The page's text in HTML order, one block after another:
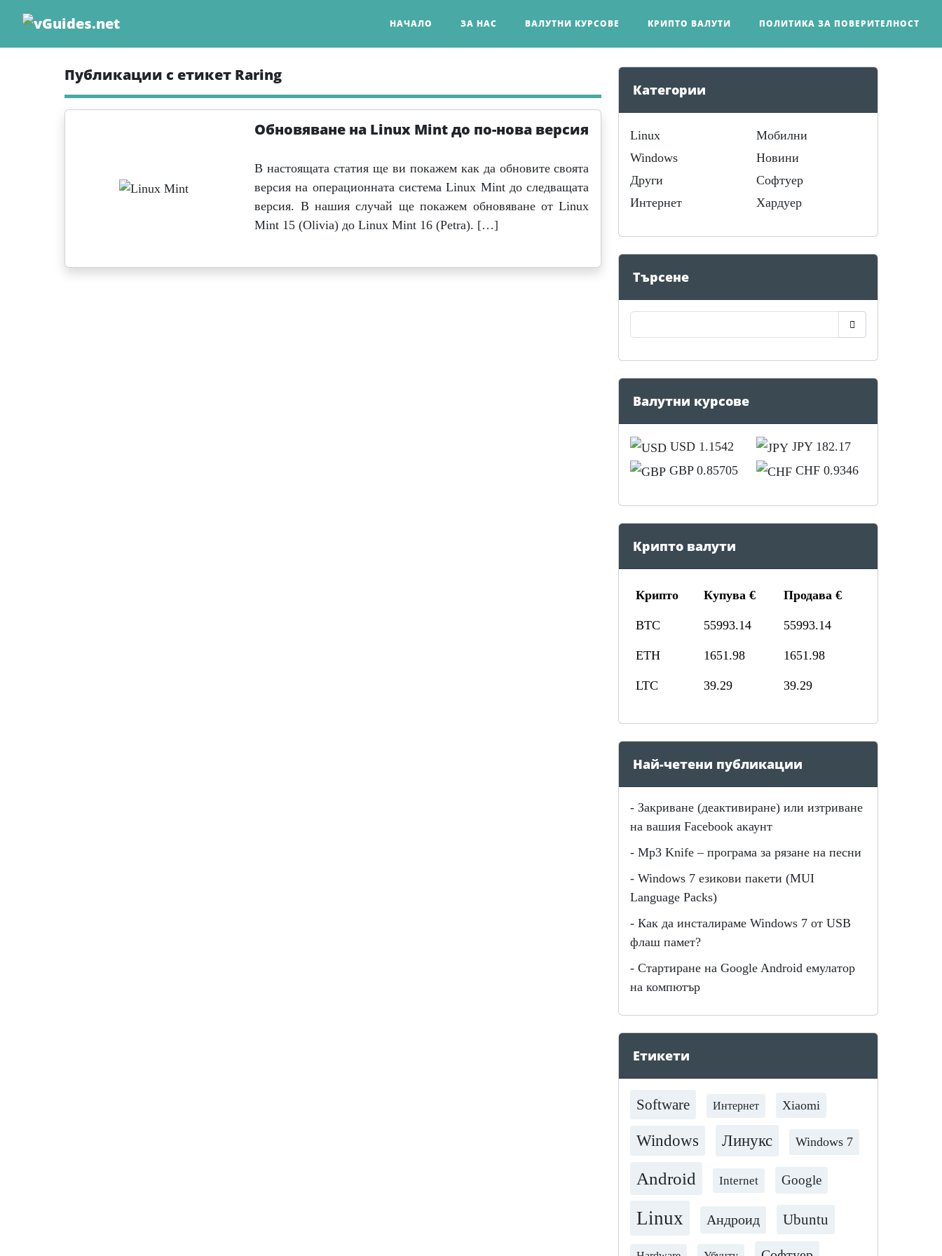
content
НАЧАЛО ЗА НАС ВАЛУТНИ КУРСОВЕ КРИПТО ВАЛУТИ ПОЛИТИКА ЗА ПОВЕРИТЕЛНОСТ
Публикации с етикет Raring
Обновяване на Linux Mint до по-нова версия
В настоящата статия ще ви покажем как да обновите своята
версия на операционната система Linux Mint до следващата
версия. В нашия случай ще покажем обновяване от Linux
Mint 15 (Olivia) до Linux Mint 16 (Petra). […]
Категории
Linux
Windows
Други
Интернет
Мобилни
Новини
Софтуер
Хардуер
Търсене
Валутни курсове
USD 1.1542
GBP 0.85705
JPY 182.17
CHF 0.9346
Крипто валути
Крипто Купува € Продава €
BTC 55993.14 55993.14
ETH 1651.98 1651.98
LTC 39.29 39.29
Най-четени публикации
- Закриване (деактивиране) или изтриване
на вашия Facebook акаунт
- Mp3 Knife – програма за рязане на песни
- Windows 7 езикови пакети (MUI
Language Packs)
- Как да инсталираме Windows 7 от USB
флаш памет?
- Стартиране на Google Android емулатор
на компютър
Етикети
Software Интернет Xiaomi
Windows Линукс Windows 7
Android Internet Google
Linux Андроид Ubuntu